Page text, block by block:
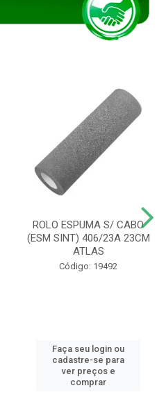
ROLO ESPUMA S/ CABO
(ESM SINT) 406/23A 23CM
ATLAS
Código: 19492
Faça seu login ou
cadastre-se para
ver preços e
comprar